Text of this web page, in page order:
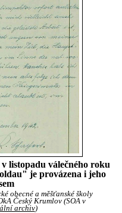
listopadu válečného roku
je provázena i jeho
obecné a měšťanské školy
Český Krumlov (SOA v
archiv)